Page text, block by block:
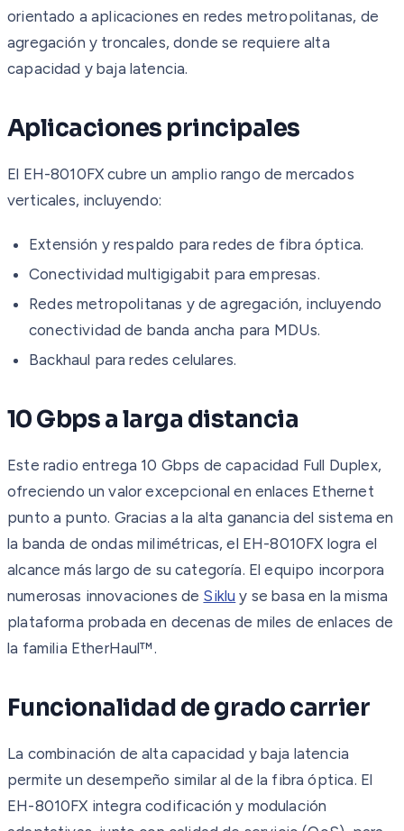
orientado a aplicaciones en redes metropolitanas, de
agregación y troncales, donde se requiere alta
capacidad y baja latencia.
Aplicaciones principales
El EH-8010FX cubre un amplio rango de mercados
verticales, incluyendo:
Extensión y respaldo para redes de fibra óptica.
Conectividad multigigabit para empresas.
Redes metropolitanas y de agregación, incluyendo
conectividad de banda ancha para MDUs.
Backhaul para redes celulares.
10 Gbps a larga distancia
Este radio entrega 10 Gbps de capacidad Full Duplex,
ofreciendo un valor excepcional en enlaces Ethernet
punto a punto. Gracias a la alta ganancia del sistema en
la banda de ondas milimétricas, el EH-8010FX logra el
alcance más largo de su categoría. El equipo incorpora
numerosas innovaciones de Siklu y se basa en la misma
plataforma probada en decenas de miles de enlaces de
la familia EtherHaul™.
Funcionalidad de grado carrier
La combinación de alta capacidad y baja latencia
permite un desempeño similar al de la fibra óptica. El
EH-8010FX integra codificación y modulación